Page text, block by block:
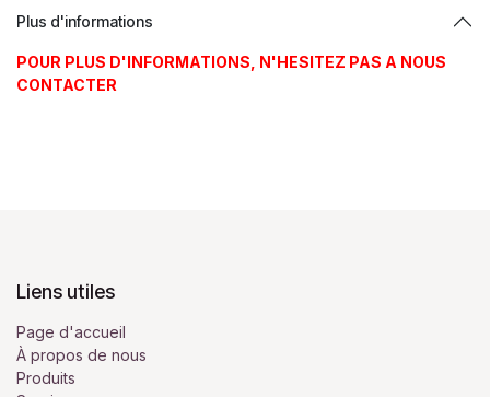
Plus d'informations
POUR PLUS D'INFORMATIONS, N'HESITEZ PAS A NOUS
CONTACTER
Liens utiles
Page d'accueil
À propos de nous
Produits